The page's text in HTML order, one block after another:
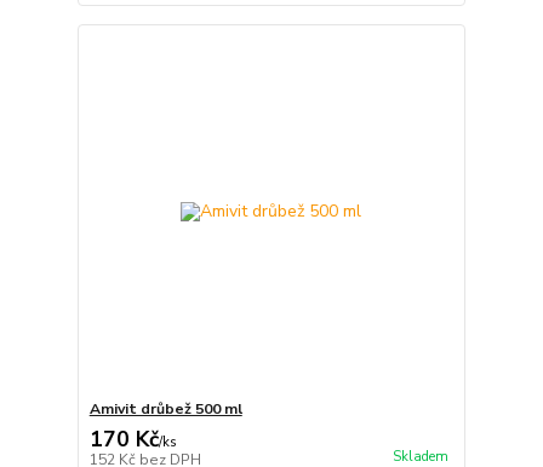
Amivit drůbež 500 ml
170 Kč/ks
152 Kč bez DPH Skladem